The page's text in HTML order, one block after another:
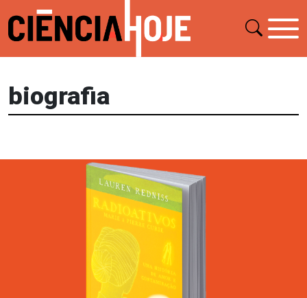
biografia